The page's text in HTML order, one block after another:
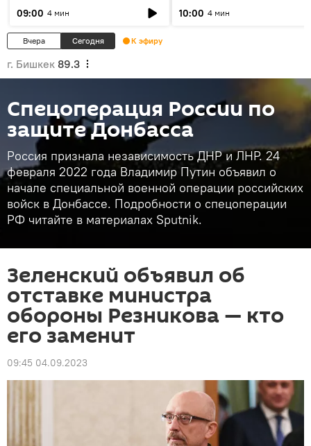
09:00 4 мин
10:00 4 мин
Вчера Сегодня К эфиру
г. Бишкек 89.3
Спецоперация России по
защите Донбасса
Россия признала независимость ДНР и ЛНР. 24
февраля 2022 года Владимир Путин объявил о
начале специальной военной операции российских
войск в Донбассе. Подробности о спецоперации
РФ читайте в материалах Sputnik.
Зеленский объявил об
отставке министра
обороны Резникова — кто
его заменит
09:45 04.09.2023